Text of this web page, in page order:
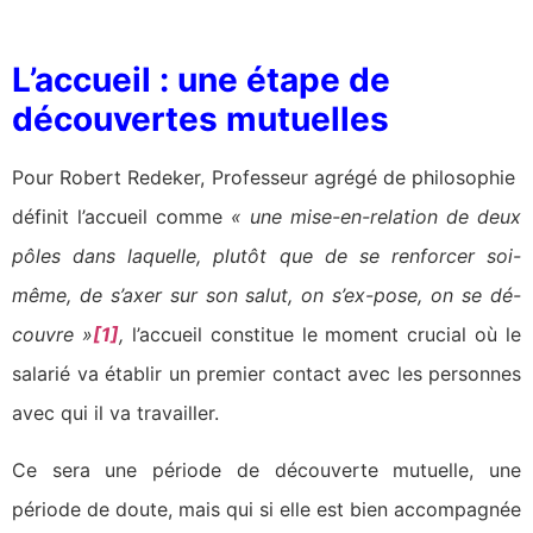
L’accueil : une étape de
découvertes mutuelles
Pour Robert Redeker, Professeur agrégé de philosophie
définit l’accueil comme « une mise-en-relation de deux
pôles dans laquelle, plutôt que de se renforcer soi-
même, de s’axer sur son salut, on s’ex-pose, on se dé-
couvre »[1], l’accueil constitue le moment crucial où le
salarié va établir un premier contact avec les personnes
avec qui il va travailler.
Ce sera une période de découverte mutuelle, une
période de doute, mais qui si elle est bien accompagnée